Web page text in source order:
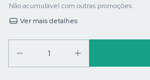
Não acumulável com outras promoções
Ver mais detalhes